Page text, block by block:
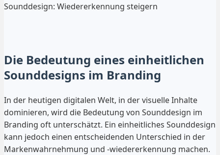
Sounddesign: Wiedererkennung steigern
Die Bedeutung eines einheitlichen
Sounddesigns im Branding
In der heutigen digitalen Welt, in der visuelle Inhalte
dominieren, wird die Bedeutung von Sounddesign im
Branding oft unterschätzt. Ein einheitliches Sounddesign
kann jedoch einen entscheidenden Unterschied in der
Markenwahrnehmung und -wiedererkennung machen.